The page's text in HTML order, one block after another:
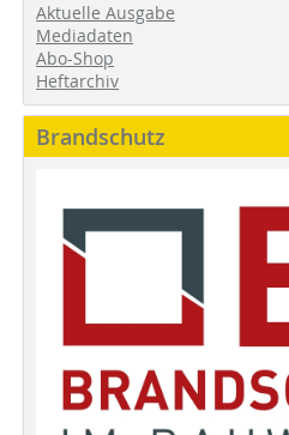
Aktuelle Ausgabe
Mediadaten
Abo-Shop
Heftarchiv
Brandschutz